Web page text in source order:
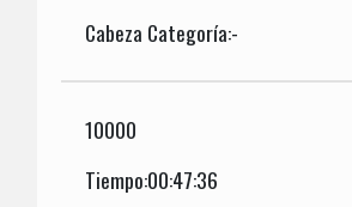
Cabeza Categoría:-
10000
Tiempo:00:47:36